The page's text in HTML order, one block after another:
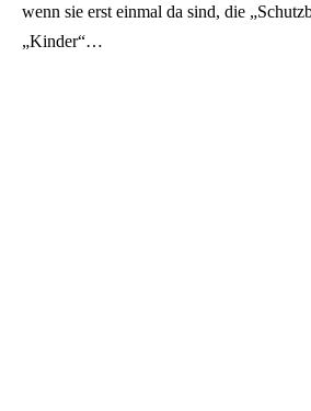
wenn sie erst einmal da sind, die
„Kinder“…